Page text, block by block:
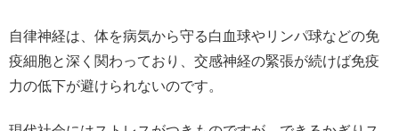
自律神経は、体を病気から守る白血球やリンパ球などの免
疫細胞と深く関わっており、交感神経の緊張が続けば免疫
力の低下が避けられないのです。